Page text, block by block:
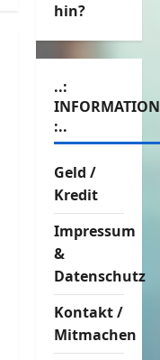
hin?
..:
:..
Geld /
Kredit
Impressum
&
Datenschutz
Kontakt /
Mitmachen